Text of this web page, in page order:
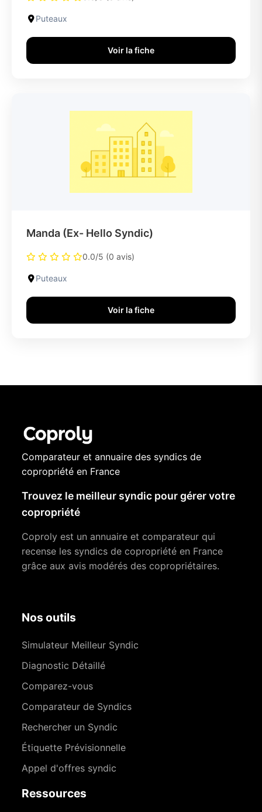
Puteaux
Voir la fiche
Manda (Ex- Hello Syndic)
0.0/5 (0 avis)
Puteaux
Voir la fiche
Comparateur et annuaire des syndics de
copropriété en France
Trouvez le meilleur syndic pour gérer votre
copropriété
Coproly est un annuaire et comparateur qui
recense les syndics de copropriété en France
grâce aux avis modérés des copropriétaires.
Nos outils
Simulateur Meilleur Syndic
Diagnostic Détaillé
Comparez-vous
Comparateur de Syndics
Rechercher un Syndic
Étiquette Prévisionnelle
Appel d'offres syndic
Ressources